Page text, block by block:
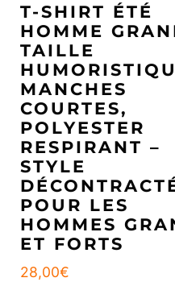
T-SHIRT ÉTÉ
HOMME
TAILLE
MANCHES
COURTES,
POLYESTER
RESPIRANT –
STYLE
POUR LES
HOMMES
ET FORTS
28,00€